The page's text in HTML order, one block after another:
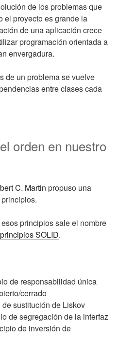
de los problemas que
el proyecto es grande la
de una aplicación crece
programación orientada a
envergadura.
de un problema se vuelve
entre clases cada
orden en nuestro
C. Martin propuso una
principios sale el nombre
principios SOLID.
de responsabilidad única
cerrado
sustitución de Liskov
de segregación de la interfaz
de inversión de